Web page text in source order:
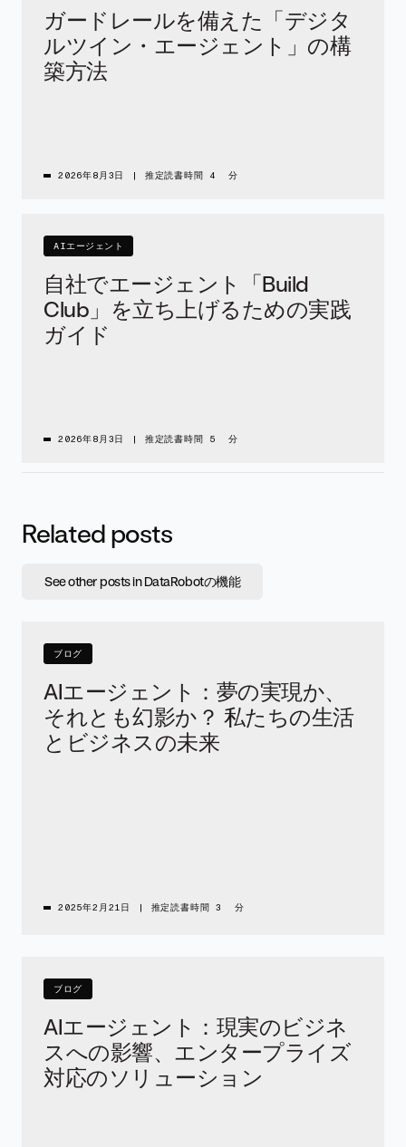
ガードレールを備えた「デジタ
ルツイン・エージェント」の構
築方法
2026年8月3日 推定読書時間 4 分
AIエージェント
自社でエージェント「Build
Club」を立ち上げるための実践
ガイド
2026年8月3日 推定読書時間 5 分
Related posts
See other posts in DataRobotの機能
ブログ
AIエージェント：夢の実現か、
それとも幻影か？ 私たちの生活
とビジネスの未来
2025年2月21日 推定読書時間 3 分
ブログ
AIエージェント：現実のビジネ
スへの影響、エンタープライズ
対応のソリューション